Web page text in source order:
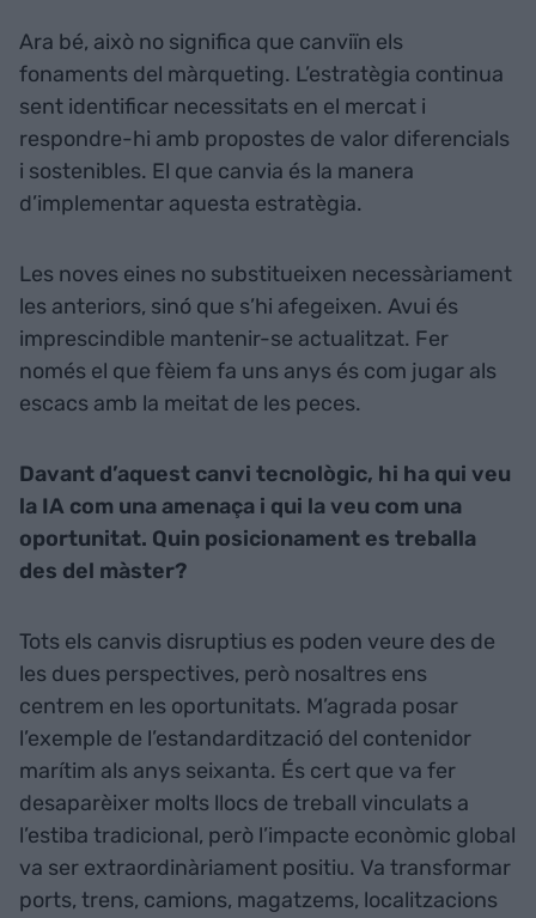
Ara bé, això no significa que canviïn els
fonaments del màrqueting. L’estratègia continua
sent identificar necessitats en el mercat i
respondre-hi amb propostes de valor diferencials
i sostenibles. El que canvia és la manera
d’implementar aquesta estratègia.
Les noves eines no substitueixen necessàriament
les anteriors, sinó que s’hi afegeixen. Avui és
imprescindible mantenir-se actualitzat. Fer
només el que fèiem fa uns anys és com jugar als
escacs amb la meitat de les peces.
Davant d’aquest canvi tecnològic, hi ha qui veu
la IA com una amenaça i qui la veu com una
oportunitat. Quin posicionament es treballa
des del màster?
Tots els canvis disruptius es poden veure des de
les dues perspectives, però nosaltres ens
centrem en les oportunitats. M’agrada posar
l’exemple de l’estandardització del contenidor
marítim als anys seixanta. És cert que va fer
desaparèixer molts llocs de treball vinculats a
l’estiba tradicional, però l’impacte econòmic global
va ser extraordinàriament positiu. Va transformar
ports, trens, camions, magatzems, localitzacions